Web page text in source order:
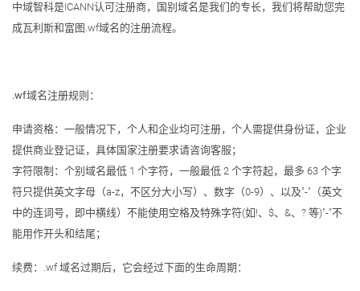
中域智科是ICANN认可注册商，国别域名是我们的专长，我们将帮助您完
成瓦利斯和富图.wf域名的注册流程。
.wf域名注册规则：
申请资格：一般情况下，个人和企业均可注册，个人需提供身份证，企业
提供商业登记证，具体国家注册要求请咨询客服；
字符限制：个别域名最低 1 个字符，一般最低 2 个字符起，最多 63 个字
符只提供英文字母（a-z，不区分大小写）、数字（0-9）、以及"-"（英文
中的连词号，即中横线）不能使用空格及特殊字符(如!、$、&、? 等)"-"不
能用作开头和结尾；
续费：.wf 域名过期后，它会经过下面的生命周期：